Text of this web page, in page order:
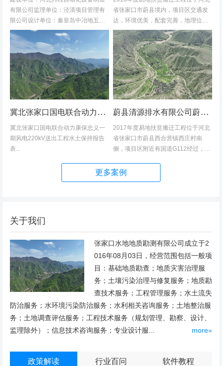
有限公司监理单位：泾清项目管理有
限公司设计单位：秦皇岛中冶地五一
五勘测有限公司施工单位：河北康安
劳务派遣有限公司桥西区西沟区域村
庄村容村貌改造提升及基础设施建设
项目堆料...
省张家口市蔚县境内，项目区交通发
达，环境优美，配套完善，地理位置
优越。项目地理位置图见附图1-1。项
目共建12个易地搬迁安置区，分别位
于白草村乡西户庄村、柏树乡柏树...
冀北张家口国电联合动力康保忠义一期风电220kV送出工程水土保持报告表
冀北张家口国电联合动力康保忠义一
期风电220kV送出工程水土保持报告
表...
蔚县清源排水有限公司蔚县2017年度易地扶贫搬迁工程（一期）水土保持方案
2017年度易地扶贫搬迁工程位于河北
省张家口市蔚县西合营镇西庄村南
侧，项目区附近有国道G112经过，交
位置优越。项目地理位置图见附图1。
项目总占地面积14.82hm2,...
更多案例
关于我们
张家口水地地质勘测有限公司成立于2
016年08月03日，经营范围包括一般项
目：基础地质勘查；地质灾害治理服
务；土壤污染治理与修复服务；地质勘
查技术服务；工程管理服务；水土流失
防治服务；水环境污染防治服务；水利相关咨询服务；土地整治服
务；土地调查评估服务；工程技术服务（规划管理、勘察、设计、
监理除外）；信息技术咨询服务；专业设计服...
more»
政策解读 行业百问 软件教程